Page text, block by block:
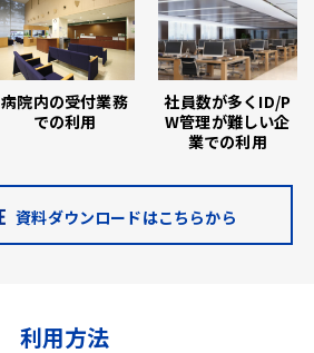
病院内の受付業務
での利用
社員数が多くID/P
W管理が難しい企
業での利用
資料ダウンロードはこちらから
利用方法